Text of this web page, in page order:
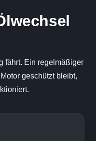
fährt. Ein regelmäßiger
geschützt bleibt,